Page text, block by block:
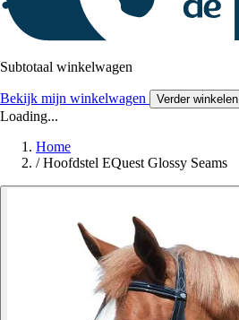
Subtotaal winkelwagen
Bekijk mijn winkelwagen Verder winkelen
Loading...
Home
/ Hoofdstel EQuest Glossy Seams